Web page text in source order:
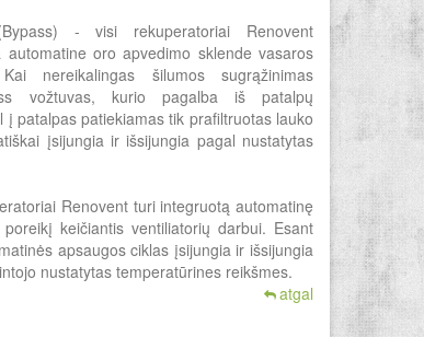
- visi rekuperatoriai Renovent
automatine oro apvedimo sklende vasaros
nereikalingas šilumos sugrąžinimas
vožtuvas, kurio pagalba iš patalpų
patalpas patiekiamas tik prafiltruotas lauko
įsijungia ir išsijungia pagal nustatytas
Renovent turi integruotą automatinę
keičiantis ventiliatorių darbui. Esant
apsaugos ciklas įsijungia ir išsijungia
nustatytas temperatūrines reikšmes.
atgal